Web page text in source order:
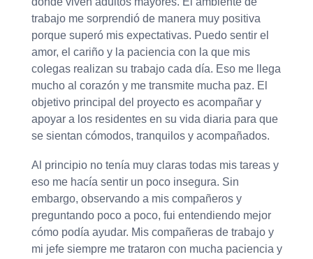
trabajo me sorprendió de manera muy positiva
porque superó mis expectativas. Puedo sentir el
amor, el cariño y la paciencia con la que mis
colegas realizan su trabajo cada día. Eso me llega
mucho al corazón y me transmite mucha paz. El
objetivo principal del proyecto es acompañar y
apoyar a los residentes en su vida diaria para que
se sientan cómodos, tranquilos y acompañados.
Al principio no tenía muy claras todas mis tareas y
eso me hacía sentir un poco insegura. Sin
embargo, observando a mis compañeros y
preguntando poco a poco, fui entendiendo mejor
cómo podía ayudar. Mis compañeras de trabajo y
mi jefe siempre me trataron con mucha paciencia y